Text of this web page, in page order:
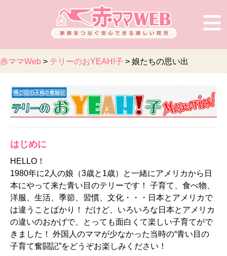
赤ママWeb > テリーのおYEAH!子 > 娘たちの思い出
はじめに
HELLO！
1980年に2人の娘（3歳と1歳）と一緒にアメリカから日
本にやって来た青い目のテリーです！ 子育て、食べ物、
洋服、生活、季節、習慣、文化・・・日本とアメリカで
は違うことばかり！ だけど、いろいろな日本とアメリカ
の違いのおかげで、とっても面白くて楽しい子育てがで
きました！ 外国人のママが少なかった当時の“青い目の
子育て奮闘記”をどうぞお楽しみください！